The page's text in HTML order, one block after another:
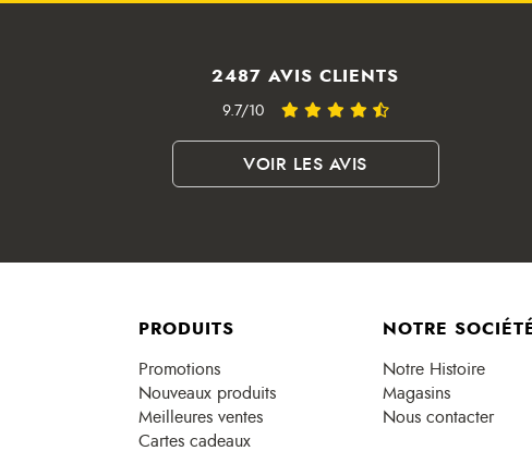
2487 AVIS CLIENTS
9.7/10
VOIR LES AVIS
PRODUITS
Promotions
Nouveaux produits
Meilleures ventes
Cartes cadeaux
NOTRE
Notre Histoire
Magasins
Nous contacter